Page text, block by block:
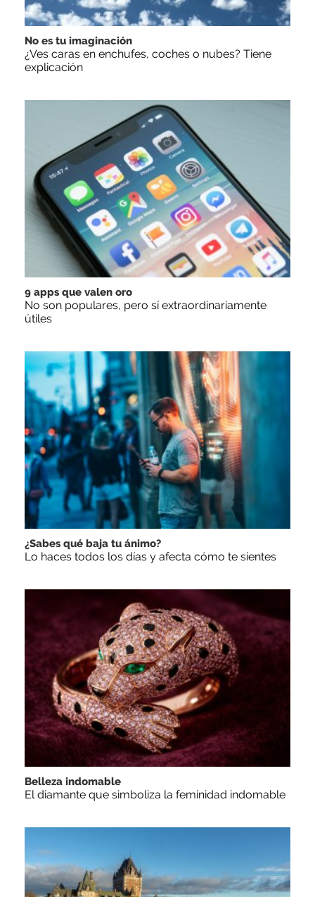
No es tu imaginación
¿Ves caras en enchufes, coches o nubes? Tiene
explicación
9 apps que valen oro
No son populares, pero sí extraordinariamente
útiles
¿Sabes qué baja tu ánimo?
Lo haces todos los días y afecta cómo te sientes
Belleza indomable
El diamante que simboliza la feminidad indomable